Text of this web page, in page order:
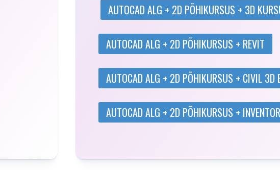
AUTOCAD ALG + 2D PÕHIKURSUS + 3D
AUTOCAD ALG + 2D PÕHIKURSUS + REVIT
AUTOCAD ALG + 2D PÕHIKURSUS + CIVIL 3D
AUTOCAD ALG + 2D PÕHIKURSUS +